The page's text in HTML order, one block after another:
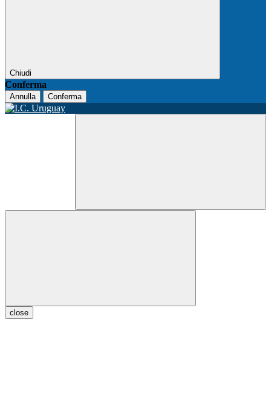
Chiudi
Conferma
Annulla Conferma
close